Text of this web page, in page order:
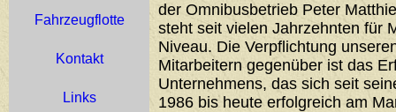
Fahrzeugflotte
Kontakt
Links
der Omnibusbetrieb Peter
steht seit vielen Jahrzehnten für
Niveau. Die Verpflichtung
Mitarbeitern gegenüber ist das
Unternehmens, das sich seit
1986 bis heute erfolgreich am